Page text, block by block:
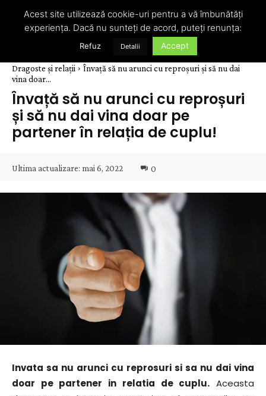
Dragoste și relații
Învață să nu arunci cu reproșuri și să nu dai
vina doar...
Învață să nu arunci cu reproșuri
și să nu dai vina doar pe
partener în relația de cuplu!
Ultima actualizare: mai 6, 2022 0
Invata sa nu arunci cu reprosuri si sa nu dai vina
doar pe partener in relatia de cuplu. Aceasta
Acest site utilizează cookie-uri pentru a vă îmbunătăți
experiența. Dacă nu sunteți de acord, puteți renunța:
Refuz Detalii Accept